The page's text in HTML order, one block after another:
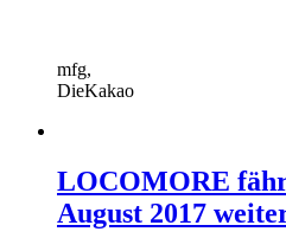
mfg,
DieKakao
LOCOMORE
August 2017